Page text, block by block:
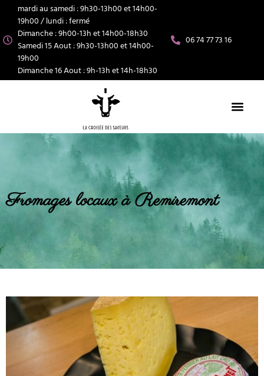
mardi au samedi : 9h30-13h00 et 14h00-
19h00 / lundi : fermé
Dimanche : 9h00-13h et 14h00-18h30
Samedi 15 Aout : 9h30-13h00 et 14h00-
19h00
Dimanche 16 Aout : 9h-13h et 14h-18h30
06 74 77 73 16
Fromages locaux à Remiremont